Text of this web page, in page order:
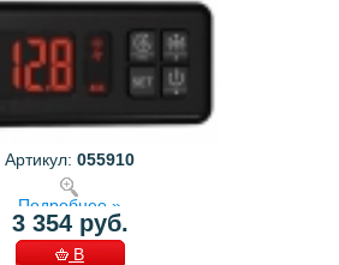
Артикул: 055910
Подробнее »
3 354 руб.
В